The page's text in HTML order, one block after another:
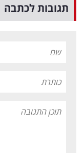
תגובות לכתבה